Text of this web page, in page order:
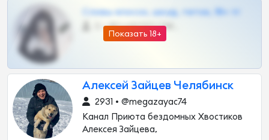
Показать 18+
Сливы вписок, шкод, теток, 18+ тг
0 •
Алексей Зайцев Челябинск
2931 • @megazayac74
Канал Приюта бездомных Хвостиков
Алексея Зайцева,